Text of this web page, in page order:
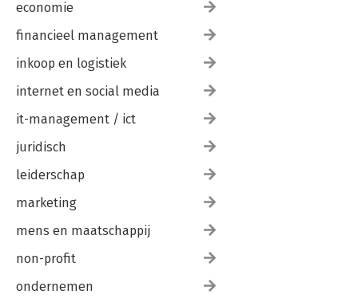
economie
financieel management
inkoop en logistiek
internet en social media
it-management / ict
juridisch
leiderschap
marketing
mens en maatschappij
non-profit
ondernemen